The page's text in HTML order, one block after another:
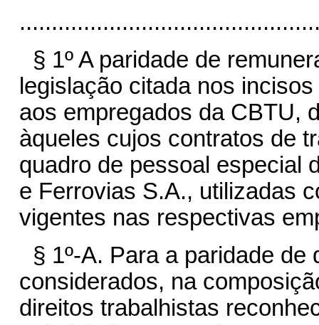
§ 1º A paridade de
legislação citada nos
aos empregados da CBTU,
àqueles cujos contratos de
quadro de pessoal especial
e Ferrovias S.A., utilizadas
vigentes nas respectivas
§ 1º-A. Para a paridade de
considerados, na
direitos trabalhistas